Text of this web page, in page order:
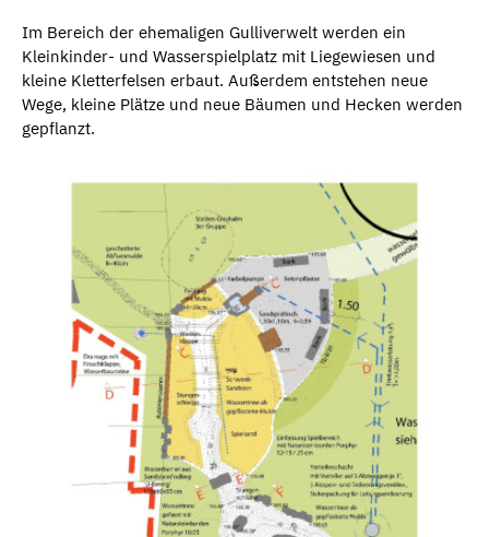
Im Bereich der ehemaligen Gulliverwelt werden ein
Kleinkinder- und Wasserspielplatz mit Liegewiesen und
kleine Kletterfelsen erbaut. Außerdem entstehen neue
Wege, kleine Plätze und neue Bäumen und Hecken werden
gepflanzt.